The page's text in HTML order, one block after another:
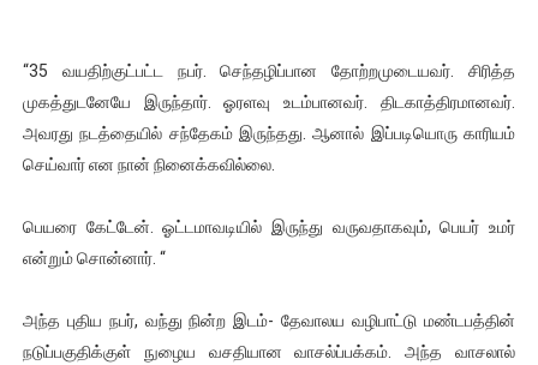
“35 வயதிற்குட்பட்ட நபர். செந்தழிப்பான தோற்றமுடையவர். சிரித்த
முகத்துடனேயே இருந்தார். ஓரளவு உடம்பானவர். திடகாத்திரமானவர்.
அவரது நடத்தையில் சந்தேகம் இருந்தது. ஆனால் இப்படியொரு காரியம்
செய்வார் என நான் நினைக்கவில்லை.
பெயரை கேட்டேன். ஓட்டமாவடியில் இருந்து வருவதாகவும், பெயர் உமர்
என்றும் சொன்னார். “
அந்த புதிய நபர், வந்து நின்ற இடம்- தேவாலய வழிபாட்டு மண்டபத்தின்
நடுப்பகுதிக்குள் நுழைய வசதியான வாசல்ப்பக்கம். அந்த வாசலால்